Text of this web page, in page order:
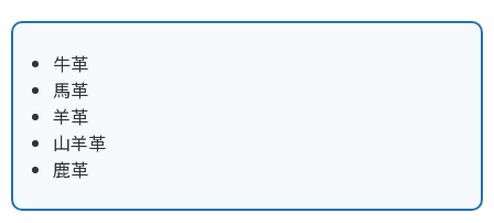
牛革
馬革
羊革
山羊革
鹿革